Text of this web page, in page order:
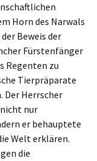
Horn des Narwals
Beweis der
Fürstenfänger
Regenten zu
Tierpräparate
Der Herrscher
nur
er behauptete
Welt erklären.
die